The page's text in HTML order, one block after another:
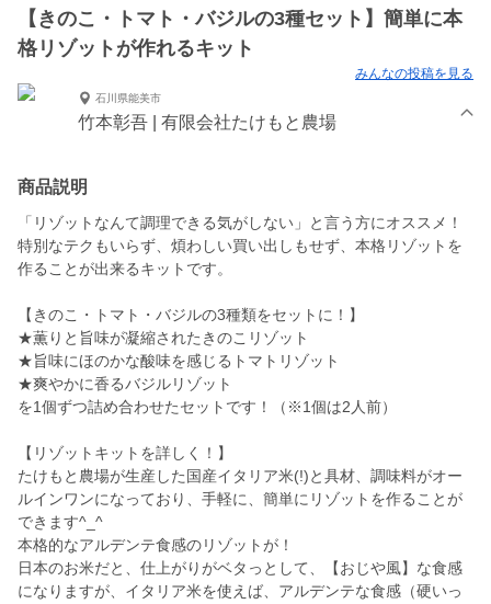
【きのこ・トマト・バジルの3種セット】簡単に本
格リゾットが作れるキット
みんなの投稿を見る
石川県能美市
竹本彰吾 | 有限会社たけもと農場
商品説明
「リゾットなんて調理できる気がしない」と言う方にオススメ！
特別なテクもいらず、煩わしい買い出しもせず、本格リゾットを
作ることが出来るキットです。
【きのこ・トマト・バジルの3種類をセットに！】
★薫りと旨味が凝縮されたきのこリゾット
★旨味にほのかな酸味を感じるトマトリゾット
★爽やかに香るバジルリゾット
を1個ずつ詰め合わせたセットです！（※1個は2人前）
【リゾットキットを詳しく！】
たけもと農場が生産した国産イタリア米(!)と具材、調味料がオー
ルインワンになっており、手軽に、簡単にリゾットを作ることが
できます^_^
本格的なアルデンテ食感のリゾットが！
日本のお米だと、仕上がりがベタっとして、【おじや風】な食感
になりますが、イタリア米を使えば、アルデンテな食感（硬いっ